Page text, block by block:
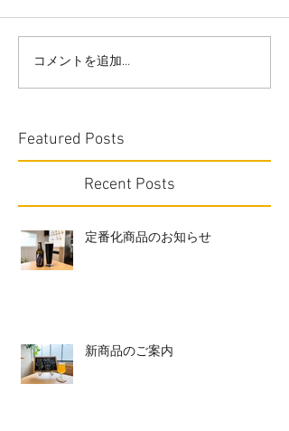
コメントを追加…
Featured Posts
Recent Posts
定番化商品のお知らせ
新商品のご案内